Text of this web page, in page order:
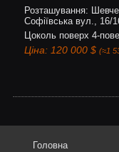
Розташування:
Софіївська вул., 16/
Цоколь поверх 4-
Ціна: 120 000 $ (≈1
Головна